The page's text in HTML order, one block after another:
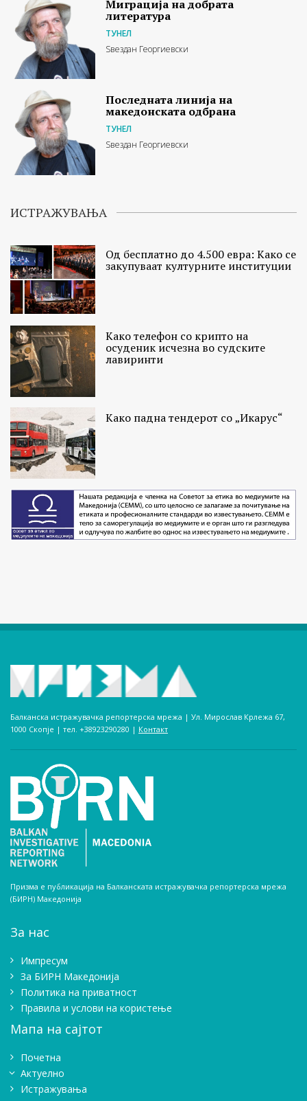
Миграција на добрата
литература
ТУНЕЛ
Ѕвездан Георгиевски
Последната линија на
македонската одбрана
ТУНЕЛ
Ѕвездан Георгиевски
ИСТРАЖУВАЊА
Од бесплатно до 4.500 евра: Како се
закупуваат културните институции
Како телефон со крипто на
осуденик исчезна во судските
лавиринти
Како падна тендерот со „Икарус“
Балканска истражувачка репортерска мрежа | Ул. Мирослав Крлежа 67,
1000 Скопје | тел. +38923290280­ | Контакт
Призма е публикација на Балканската истражувачка репортерска мрежа
(БИРН) Македонија
За нас
Импресум
Зa БИРН Македонија
Политика на приватност
Правила и услови на користење
Мапа на сајтот
Почетна
Актуелно
Истражувањa